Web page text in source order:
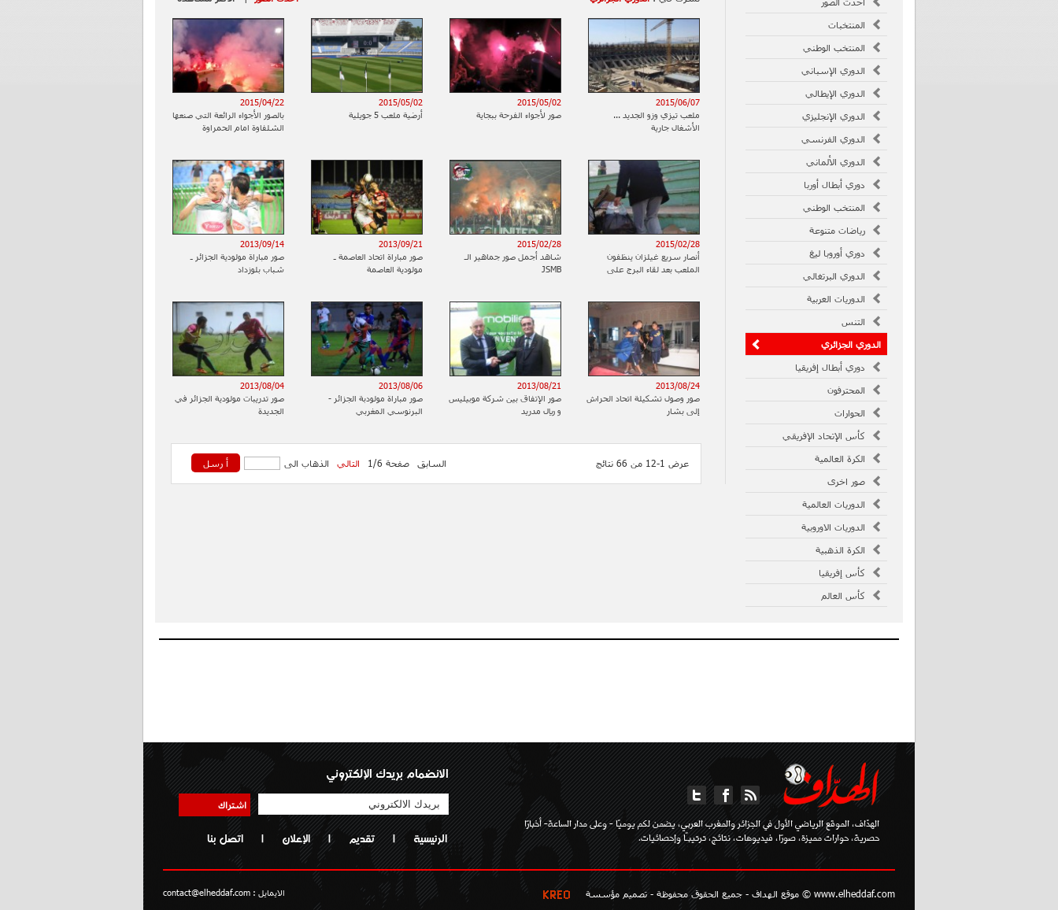
المنتخبات
المنتخب الوطني
الدوري الإسباني
الدوري الإيطالي
الدوري الإنجليزي
الدوري الفرنسي
الدوري الألماني
دوري أبطال أوربا
المنتخب الوطني
رياضات متنوعة
دوري أوروبا ليغ
الدوري البرتغالي
الدوريات العربية
التنس
الدوري الجزائري
دوري أبطال إفريقيا
المحترفون
الحوارات
كأس الإتحاد الإفريقي
الكرة العالمية
صور اخرى
الدوريات العالمية
الدوريات الاوروبية
الكرة الذهبية
كأس إفريقيا
كأس العالم
2015/06/07
ملعب تيزي وزو الجديد ...
الأشغال جارية
2015/05/02
صور لأجواء الفرحة ببجاية
2015/05/02
أرضية ملعب 5 جويلية
2015/04/22
بالصور الأجواء الرائعة التي صنعها
الشلفاوة امام الحمراوة
2015/02/28
أنصار سريع غيلزان ينظفون
الملعب بعد لقاء البرج على
2015/02/28
شاهد أجمل صور جماهير الـ
JSMB
2013/09/21
صور مباراة اتحاد العاصمة ـ
مولودية العاصمة
2013/09/14
صور مباراة مولودية الجزائر ـ
شباب بلوزداد
2013/08/24
صور وصول تشكيلة اتحاد الحراش
إلى بشار
2013/08/21
صور الإتفاق بين شركة موبيليس
و ريال مدريد
2013/08/06
صور مباراة مولودبة الجزائر -
البرنوسي المغربي
2013/08/04
صور تدريبات مولودية الجزائر في
الجديدة
عرض 1-12 من 66 نتائج السابق صفحة 1/6 التالي الذهاب الى أ رسل
الهدّاف، الموقع الرياضي الأول في الجزائر والمغرب العربي، يضمن لكم يوميًا - وعلى مدار الساعة- أخبارًا
حصرية، حوارات مميزة، صورًا، فيديوهات، نتائج، ترتيبـًا وإحصائيات.
الانضمام بريدك الإلكتروني
اشتراك
الرئيسية | تقديم | الإعلان | اتصل بنا
www.elheddaf.com © موقع الهداف - جميع الحقوق محفوظة - تصميم مؤسسة الايمايل : contact@elheddaf.com